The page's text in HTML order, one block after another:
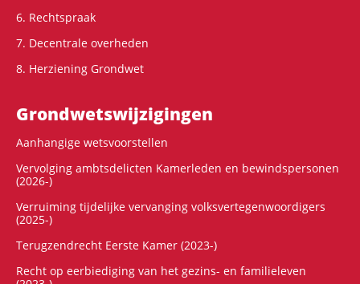
6. Rechtspraak
7. Decentrale overheden
8. Herziening Grondwet
Grondwets­wijzigingen
Aanhangige wetsvoorstellen
Vervolging ambtsdelicten Kamerleden en bewindspersonen
(2026-)
Verruiming tijdelijke vervanging volksvertegenwoordigers
(2025-)
Terugzendrecht Eerste Kamer (2023-)
Recht op eerbiediging van het gezins- en familieleven